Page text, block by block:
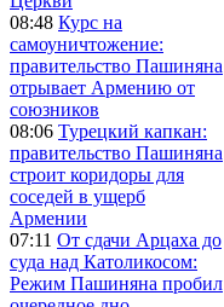
08:48 Курс на
самоуничтожение:
правительство Пашиняна
отрывает Армению от
союзников
08:06 Турецкий капкан:
правительство Пашиняна
строит коридоры для
соседей в ущерб
Армении
07:11 От сдачи Арцаха до
суда над Католикосом:
Режим Пашиняна пробил